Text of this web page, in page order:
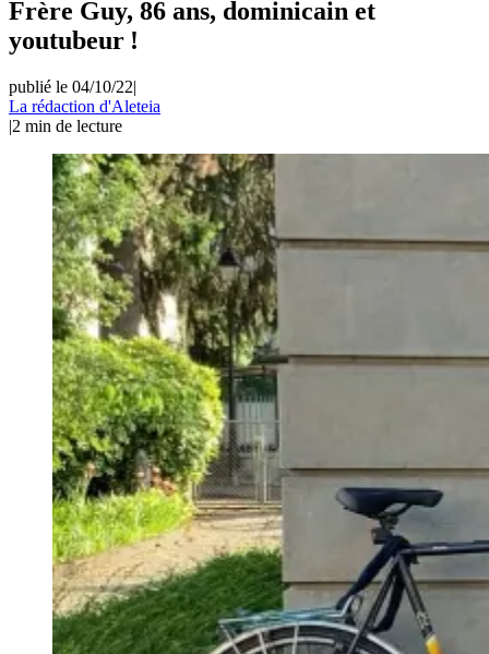
Frère Guy, 86 ans, dominicain et
youtubeur !
publié le 04/10/22|
La rédaction d'Aleteia
|2 min de lecture